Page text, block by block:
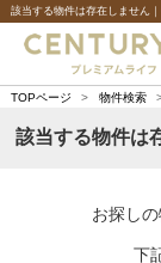
該当する物件は存在しません
TOPページ > 物件検索
該当する物件は
お探し
下